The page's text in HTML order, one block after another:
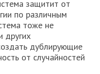
защитит от
по различным
тоже не
других
дублирующие
от случайностей